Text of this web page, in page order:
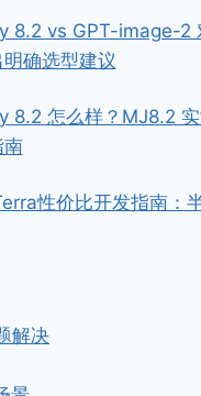
8.2 vs GPT-image-2
确选型建议
8.2 怎么样？MJ8.2
南
性价比开发指南：
解决